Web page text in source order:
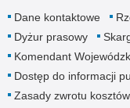
Dane kontaktowe
Dyżur prasowy
Komendant
Dostęp do informacji
Zasady zwrotu